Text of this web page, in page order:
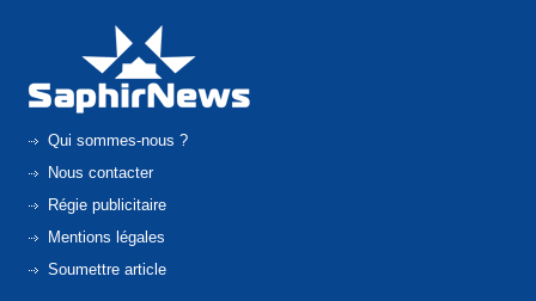
Qui sommes-nous ?
Nous contacter
Régie publicitaire
Mentions légales
Soumettre article